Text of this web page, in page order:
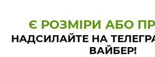
Є РОЗМІРИ АБО
НАДСИЛАЙТЕ НА
ВАЙБЕР!